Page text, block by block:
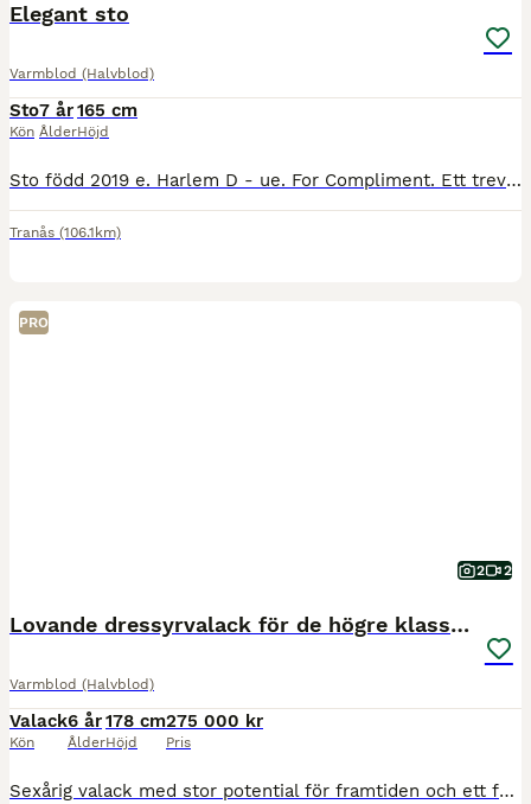
Elegant sto
Varmblod (Halvblod)
Sto
Kön
7 år
Ålder
165 cm
Höjd
Sto född 2019 e. Harlem D - ue. For Compliment. Ett trevligt sto med tre fina gångarter, god balans och bra ridbarhet. Snäll i all hantering och uppskattar varierad träning - lika glad i ett dressyr
Tranås (106.1km)
PRO
2 2
Lovande dressyrvalack för de högre klasserna
Varmblod (Halvblod)
Valack
Kön
6 år
Ålder
178 cm
Höjd
275 000 kr
Pris
Sexårig valack med stor potential för framtiden och ett fantastiskt temperament. Han har en hög arbetsvilja och vill alltid göra sitt bästa. Väl i fas med utbildningsnivå för sin ålder. Gör galoppomby